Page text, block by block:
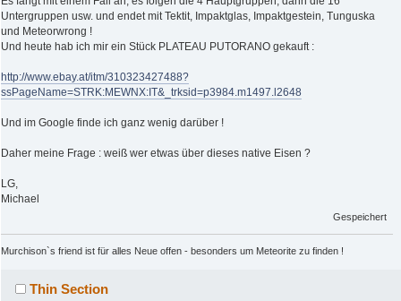
Untergruppen usw. und endet mit Tektit, Impaktglas, Impaktgestein, Tunguska
und Meteorwrong !
Und heute hab ich mir ein Stück PLATEAU PUTORANO gekauft :
http://www.ebay.at/itm/310323427488?
ssPageName=STRK:MEWNX:IT&_trksid=p3984.m1497.l2648
Und im Google finde ich ganz wenig darüber !
Daher meine Frage : weiß wer etwas über dieses native Eisen ?
LG,
Michael
Gespeichert
Murchison`s friend ist für alles Neue offen - besonders um Meteorite zu finden !
Thin Section